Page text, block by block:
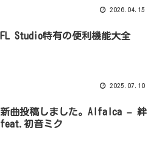
2026.04.15
FL Studio特有の便利機能大全
2025.07.10
新曲投稿しました。Alfalca – 絆
feat.初音ミク